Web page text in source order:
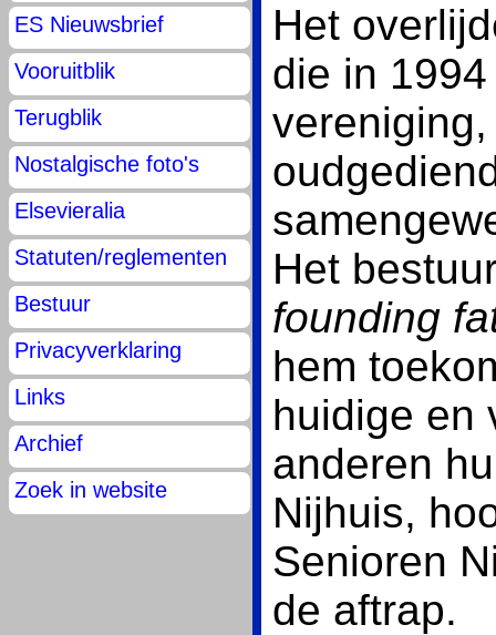
ES Nieuwsbrief
Vooruitblik
Terugblik
Nostalgische foto's
Elsevieralia
Statuten/reglementen
Bestuur
Privacyverklaring
Links
Archief
Zoek in website
Het
die in
Het
founding
hem
huidige en
anderen
Nijhuis,
Senioren
de aftrap.